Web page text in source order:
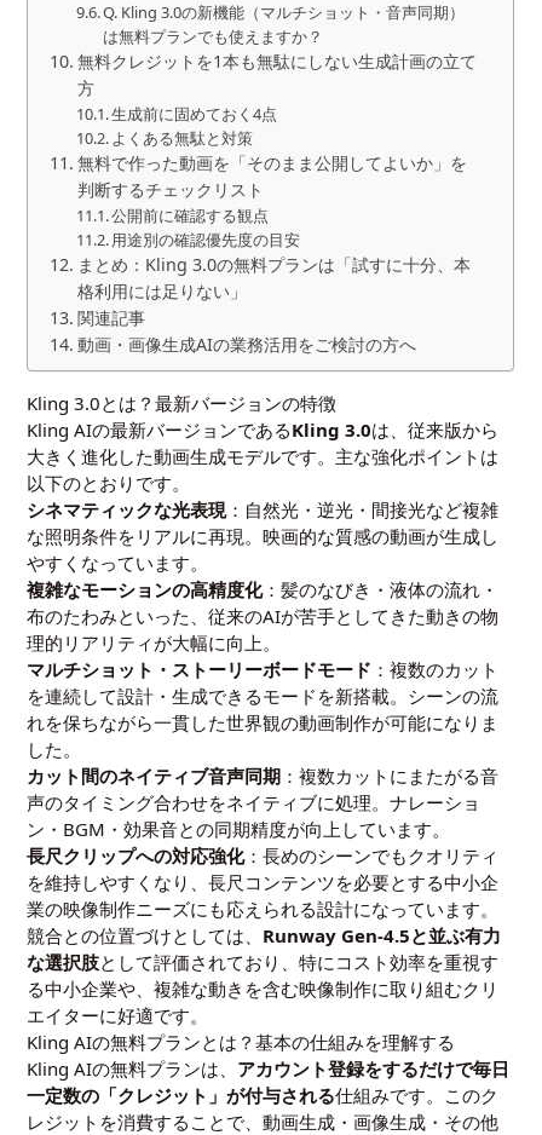
Q. Kling 3.0の新機能（マルチショット・音声同期）
は無料プランでも使えますか？
無料クレジットを1本も無駄にしない生成計画の立て
方
生成前に固めておく4点
よくある無駄と対策
無料で作った動画を「そのまま公開してよいか」を
判断するチェックリスト
公開前に確認する観点
用途別の確認優先度の目安
まとめ：Kling 3.0の無料プランは「試すに十分、本
格利用には足りない」
関連記事
動画・画像生成AIの業務活用をご検討の方へ
Kling 3.0とは？最新バージョンの特徴
Kling AIの最新バージョンであるKling 3.0は、従来版から
大きく進化した動画生成モデルです。主な強化ポイントは
以下のとおりです。
シネマティックな光表現：自然光・逆光・間接光など複雑
な照明条件をリアルに再現。映画的な質感の動画が生成し
やすくなっています。
複雑なモーションの高精度化：髪のなびき・液体の流れ・
布のたわみといった、従来のAIが苦手としてきた動きの物
理的リアリティが大幅に向上。
マルチショット・ストーリーボードモード ：複数のカット
を連続して設計・生成できるモードを新搭載。シーンの流
れを保ちながら一貫した世界観の動画制作が可能になりま
した。
カット間のネイティブ音声同期 ：複数カットにまたがる音
声のタイミング合わせをネイティブに処理。ナレーショ
ン・BGM・効果音との同期精度が向上しています。
長尺クリップへの対応強化：長めのシーンでもクオリティ
を維持しやすくなり、長尺コンテンツを必要とする中小企
業の映像制作ニーズにも応えられる設計になっています。
競合との位置づけとしては、 Runway Gen-4.5と並ぶ有力
な選択肢として評価されており、特にコスト効率を重視す
る中小企業や、複雑な動きを含む映像制作に取り組むクリ
エイターに好適です。
Kling AIの無料プランとは？基本の仕組みを理解する
Kling AIの無料プランは、 アカウント登録をするだけで毎日
一定数の「クレジット」が付与される仕組みです。このク
レジットを消費することで、動画生成・画像生成・その他